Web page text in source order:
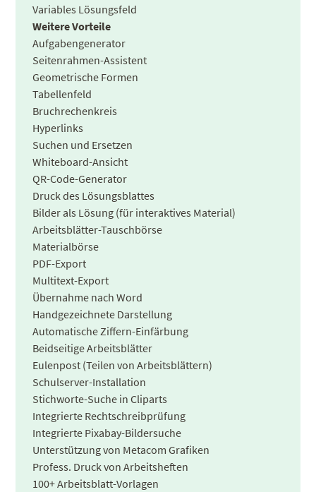
Variables Lösungsfeld
Weitere Vorteile
Aufgabengenerator
Seitenrahmen-Assistent
Geometrische Formen
Tabellenfeld
Bruchrechenkreis
Hyperlinks
Suchen und Ersetzen
Whiteboard-Ansicht
QR-Code-Generator
Druck des Lösungsblattes
Bilder als Lösung (für interaktives Material)
Arbeitsblätter-Tauschbörse
Materialbörse
PDF-Export
Multitext-Export
Übernahme nach Word
Handgezeichnete Darstellung
Automatische Ziffern-Einfärbung
Beidseitige Arbeitsblätter
Eulenpost (Teilen von Arbeitsblättern)
Schulserver-Installation
Stichworte-Suche in Cliparts
Integrierte Rechtschreibprüfung
Integrierte Pixabay-Bildersuche
Unterstützung von Metacom Grafiken
Profess. Druck von Arbeitsheften
100+ Arbeitsblatt-Vorlagen